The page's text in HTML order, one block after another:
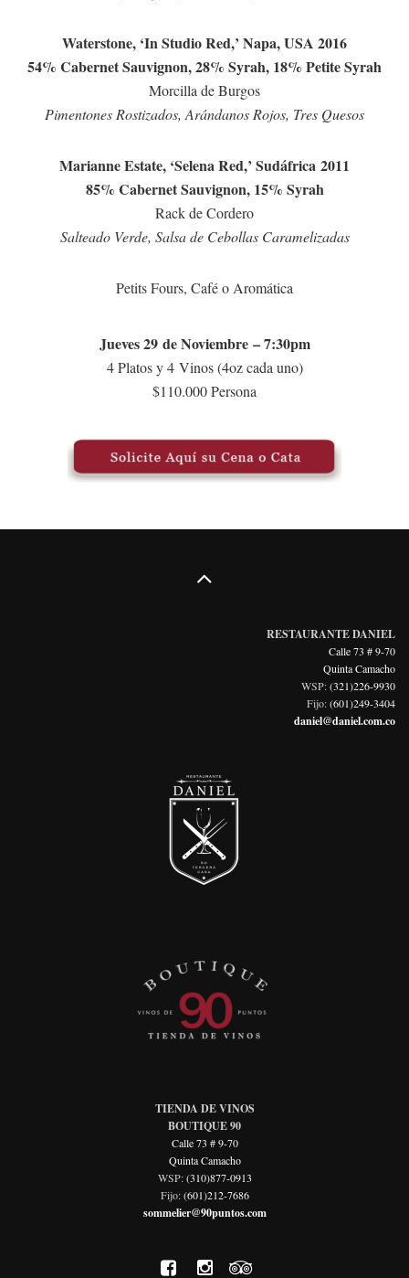
Waterstone, ‘In Studio Red,’ Napa, USA 2016
54% Cabernet Sauvignon, 28% Syrah, 18% Petite Syrah
Morcilla de Burgos
Pimentones Rostizados, Arándanos Rojos, Tres Quesos
Marianne Estate, ‘Selena Red,’ Sudáfrica 2011
85% Cabernet Sauvignon, 15% Syrah
Rack de Cordero
Salteado Verde, Salsa de Cebollas Caramelizadas
Petits Fours, Café o Aromática
Jueves 29 de Noviembre – 7:30pm
4 Platos y 4 Vinos (4oz cada uno)
$110.000 Persona
RESTAURANTE DANIEL
Calle 73 # 9-70
Quinta Camacho
WSP:(321)226-9930
Fijo:(601)249-3404
daniel@daniel.com.co
TIENDA DE VINOS
BOUTIQUE 90
Calle 73 # 9-70
Quinta Camacho
WSP:(310)877-0913
Fijo:(601)212-7686
sommelier@90puntos.com